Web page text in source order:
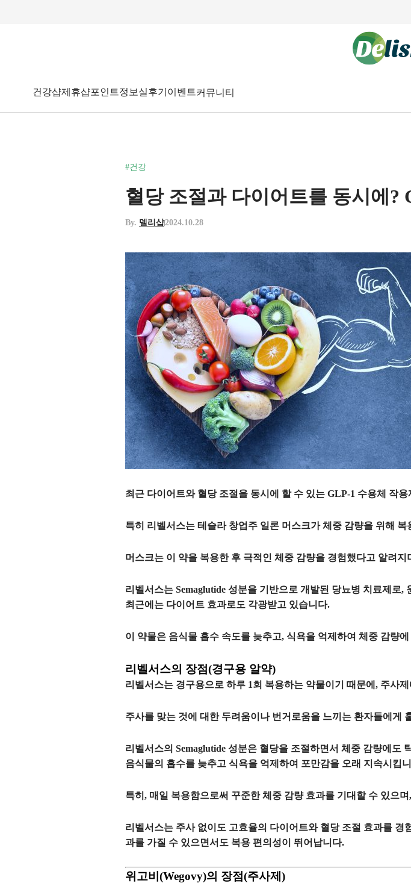
건강샵제휴샵포인트정보실후기 이벤트커뮤니티
#건강
혈당 조절과 다이어트를 동시에?
By. 델리샵2024.10.28
최근 다이어트와 혈당 조절을 동시에 할 수 있는 GLP-1 수용체 작용
특히 리벨서스는 테슬라 창업주 일론 머스크가 체중 감량을 위해
머스크는 이 약을 복용한 후 극적인 체중 감량을 경험했다고 알려지
리벨서스는 Semaglutide 성분을 기반으로 개발된 당뇨병 치료제로,
최근에는 다이어트 효과로도 각광받고 있습니다.
이 약물은 음식물 흡수 속도를 늦추고, 식욕을 억제 하여 체중 감량
리벨서스의 장점(경구용 알약)
리벨서스는 경구용으로 하루 1회 복용하는 약물이기 때문에, 주사
주사를 맞는 것에 대한 두려움이나 번거로움을 느끼는 환자들에게
리벨서스의 Semaglutide 성분은 혈당을 조절하면서 체중 감량에도
음식물의 흡수를 늦추고 식욕을 억제하여 포만감을 오래 지속시킵
특히, 매일 복용함으로써 꾸준한 체중 감량 효과를 기대할 수 있으
리벨서스는 주사 없이도 고효율의 다이어트와 혈당 조절 효과를 경
과를 가질 수 있으면서도 복용 편의성이 뛰어납니다.
위고비(Wegovy)의 장점(주사제)